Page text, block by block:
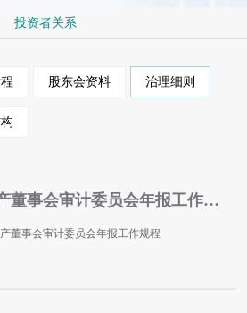
投资者关系
股东会资料 治理细则
大龙地产董事会审计委员会年报工作规程
董事会审计委员会年报工作规程